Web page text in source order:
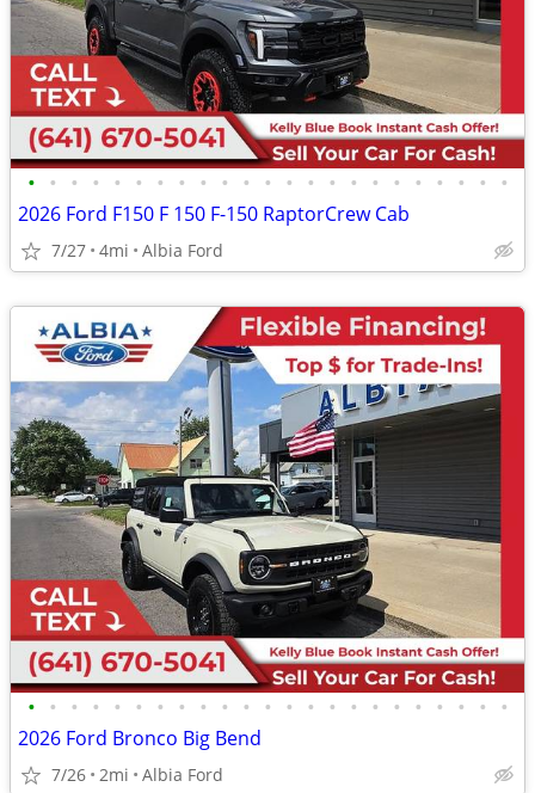
• • • • • • • • • • • • • • • • • • • • • • •
2026 Ford F150 F 150 F-150 RaptorCrew Cab
7/27 4mi Albia Ford
• • • • • • • • • • • • • • • • • • • • • • •
2026 Ford Bronco Big Bend
7/26 2mi Albia Ford